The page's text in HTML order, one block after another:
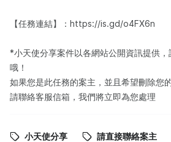
【任務連結】：https://is.gd/o4FX6n
*小天使分享案件以各網站公開資訊提供
哦！
如果您是此任務的案主，並且希望刪除您
請聯絡客服信箱，我們將立即為您處理
小天使分享 請直接聯絡案主